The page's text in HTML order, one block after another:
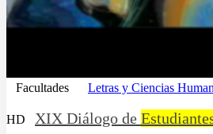
Facultades Letras y Ciencias
HD XIX Diálogo de